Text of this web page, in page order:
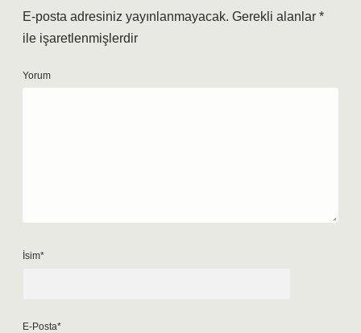
E-posta adresiniz yayınlanmayacak. Gerekli alanlar *
ile işaretlenmişlerdir
Yorum
İsim*
E-Posta*